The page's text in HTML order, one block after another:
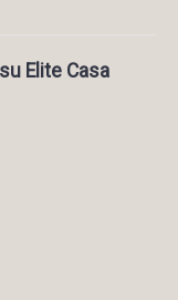
Elite Casa